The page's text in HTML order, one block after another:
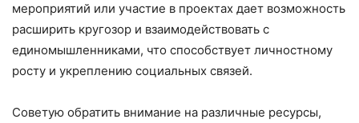
мероприятий или участие в проектах дает возможность
расширить кругозор и взаимодействовать с
единомышленниками, что способствует личностному
росту и укреплению социальных связей.
Советую обратить внимание на различные ресурсы,